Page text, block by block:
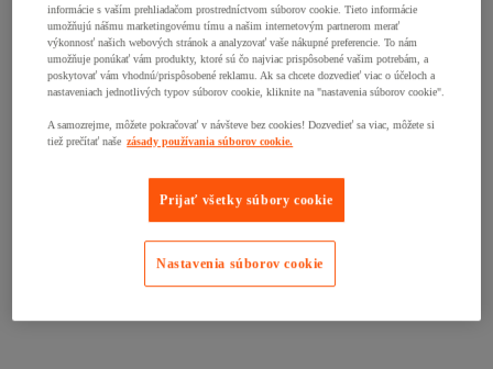
informácie s vaším prehliadačom prostredníctvom súborov cookie. Tieto informácie
umožňujú nášmu marketingovému tímu a našim internetovým partnerom merať
výkonnosť našich webových stránok a analyzovať vaše nákupné preferencie. To nám
umožňuje ponúkať vám produkty, ktoré sú čo najviac prispôsobené vašim potrebám, a
poskytovať vám vhodnú/prispôsobené reklamu. Ak sa chcete dozvedieť viac o účeloch a
nastaveniach jednotlivých typov súborov cookie, kliknite na "nastavenia súborov cookie".
A samozrejme, môžete pokračovať v návšteve bez cookies! Dozvedieť sa viac, môžete si
tiež prečítať naše zásady používania súborov cookie.
Prijať všetky súbory cookie
Nastavenia súborov cookie